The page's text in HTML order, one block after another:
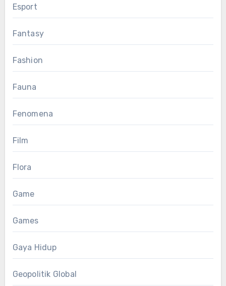
Esport
Fantasy
Fashion
Fauna
Fenomena
Film
Flora
Game
Games
Gaya Hidup
Geopolitik Global